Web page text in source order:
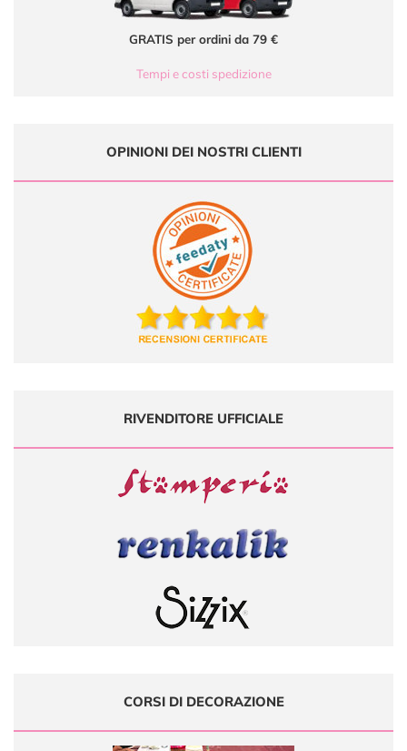
GRATIS per ordini da 79 €
Tempi e costi spedizione
OPINIONI DEI NOSTRI CLIENTI
RIVENDITORE UFFICIALE
CORSI DI DECORAZIONE